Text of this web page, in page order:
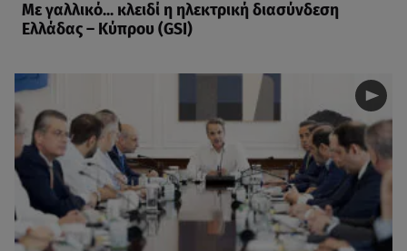
Με γαλλικό... κλειδί η ηλεκτρική διασύνδεση
Ελλάδας – Κύπρου (GSI)